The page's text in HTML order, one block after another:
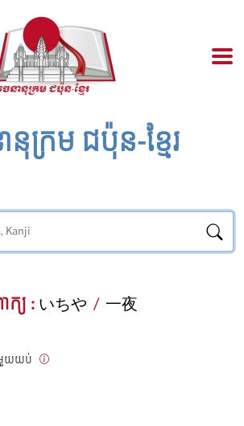
យ :いちや / 一夜
យយប់